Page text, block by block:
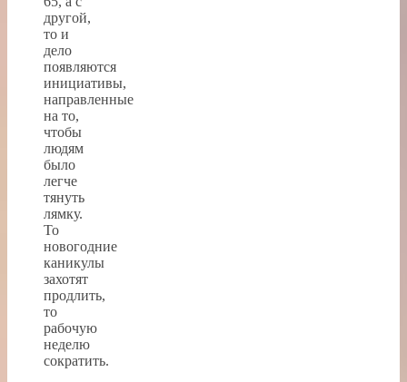
другой,
то и
дело
появляются
инициативы,
направленные
на то,
чтобы
людям
было
легче
тянуть
лямку.
То
новогодние
каникулы
захотят
продлить,
то
рабочую
неделю
сократить.